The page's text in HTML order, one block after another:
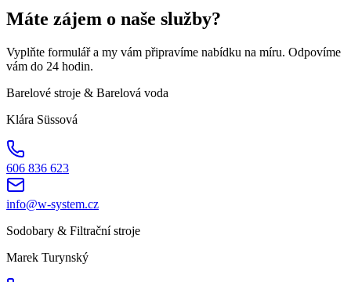
Máte zájem o naše služby?
Vyplňte formulář a my vám připravíme nabídku na míru. Odpovíme
vám do 24 hodin.
Barelové stroje & Barelová voda
Klára Süssová
606 836 623
info@w-system.cz
Sodobary & Filtrační stroje
Marek Turynský